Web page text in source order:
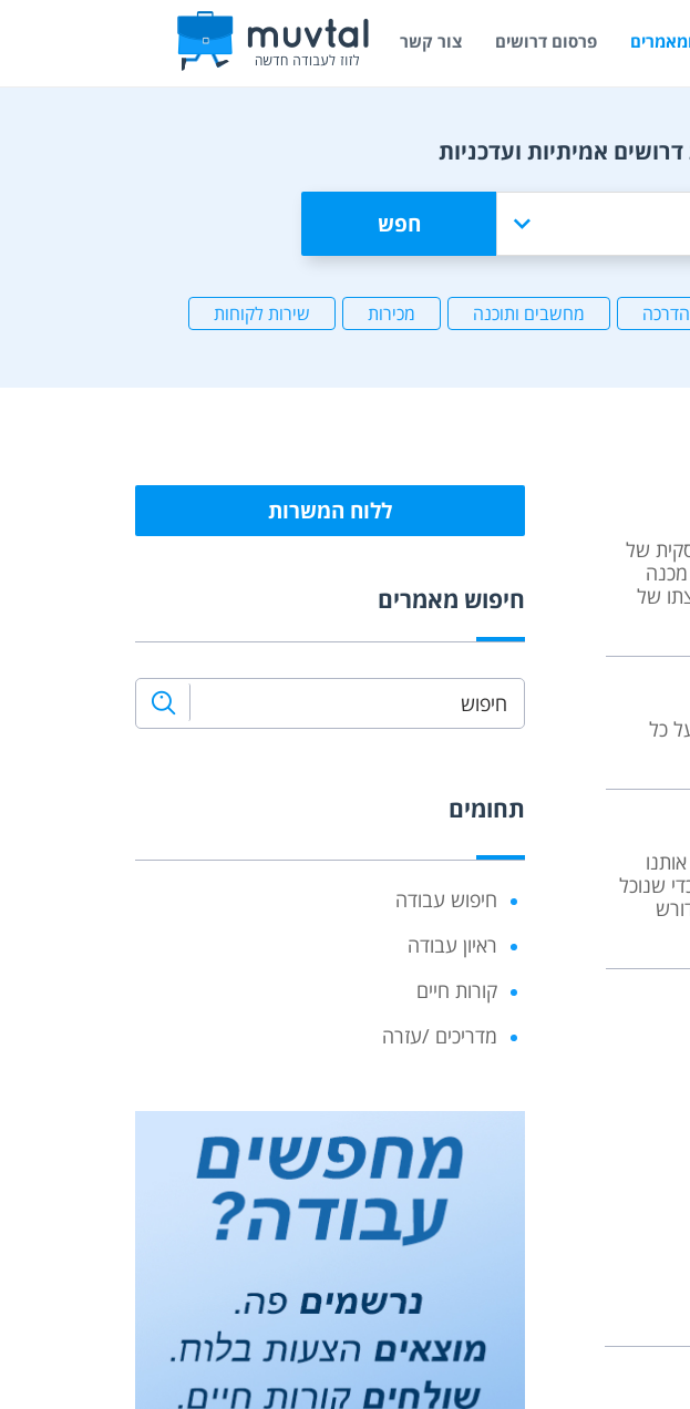
פרסום דרושים צור קשר
אמיתיות ועדכניות
חפש
מחשבים ותוכנה מכירות שירות לקוחות
ללוח המשרות
חיפוש מאמרים
תחומים
חיפוש עבודה
ראיון עבודה
קורות חיים
מדריכים /עזרה
של
מכנה
של
כל
שנוכל